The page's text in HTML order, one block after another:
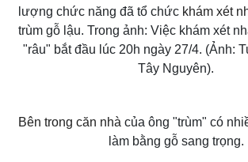
lượng chức năng đã tổ chức khám xét
trùm gỗ lậu. Trong ảnh: Việc khám xét
"râu" bắt đầu lúc 20h ngày 27/4. (Ảnh:
Tây Nguyên).
Bên trong căn nhà của ông "trùm" có
làm bằng gỗ sang trọng.